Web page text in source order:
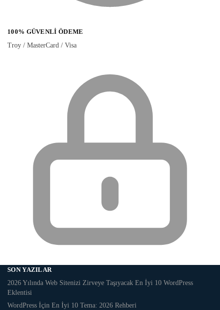
100% GÜVENLI ÖDEME
Troy / MasterCard / Visa
SON YAZILAR
2026 Yılında Web Sitenizi Zirveye Taşıyacak En İyi 10 WordPress
Eklentisi
WordPress İçin En İyi 10 Tema: 2026 Rehberi